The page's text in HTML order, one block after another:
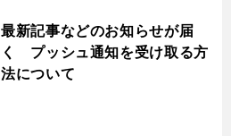
最新記事などのお知らせが届
く プッシュ通知を受け取る方
法について